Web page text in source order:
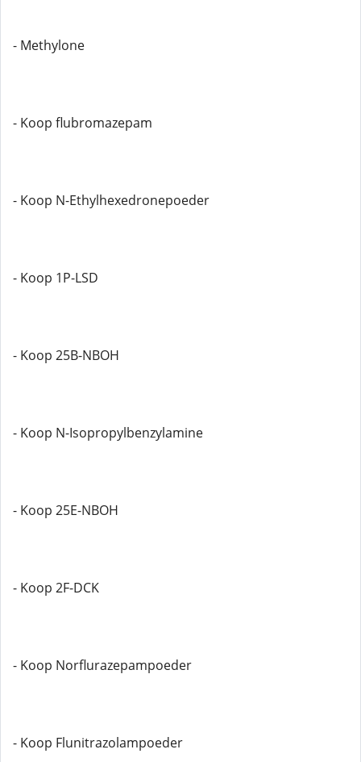
- Methylone
- Koop flubromazepam
- Koop N-Ethylhexedronepoeder
- Koop 1P-LSD
- Koop 25B-NBOH
- Koop N-Isopropylbenzylamine
- Koop 25E-NBOH
- Koop 2F-DCK
- Koop Norflurazepampoeder
- Koop Flunitrazolampoeder